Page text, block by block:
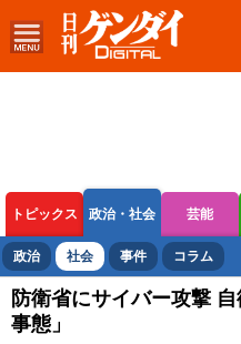
トピックス 政治・社会 芸能
ボートレース 競輪 オートレー
政治 社会 事件 コラム
防衛省にサイバー攻撃
事態」